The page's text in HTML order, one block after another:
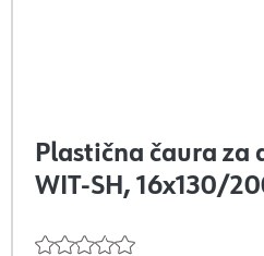
Plastična čaura za
WIT-SH, 16x130/